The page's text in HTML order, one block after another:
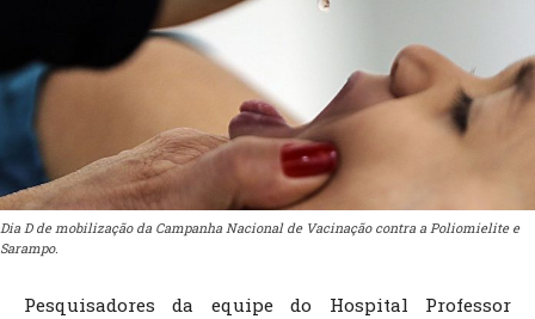
Dia D de mobilização da Campanha Nacional de Vacinação contra a Poliomielite e
Sarampo.
Pesquisadores da equipe do Hospital Professor